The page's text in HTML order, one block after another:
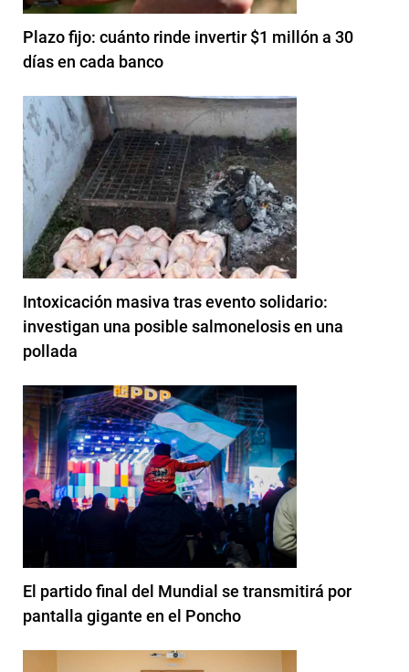
Plazo fijo: cuánto rinde invertir $1 millón a 30
días en cada banco
Intoxicación masiva tras evento solidario:
investigan una posible salmonelosis en una
pollada
El partido final del Mundial se transmitirá por
pantalla gigante en el Poncho